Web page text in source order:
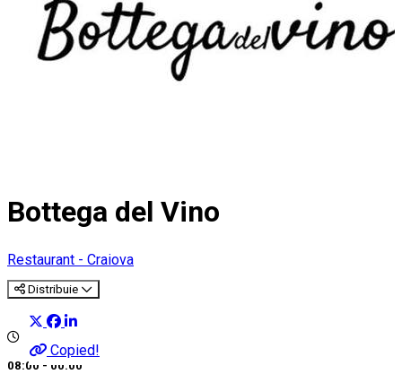
Bottega del Vino
Restaurant - Craiova
Distribuie
Copied!
08:00 - 00:00